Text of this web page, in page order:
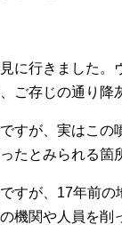
に行きました。
ご存じの通り降
すが、実はこ
たとみられる箇
すが、17年前
機関や人員を削